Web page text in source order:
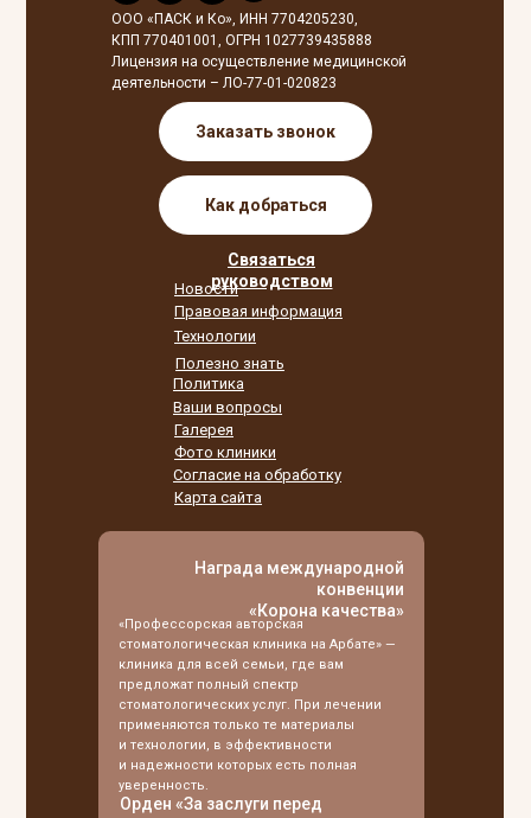
Связаться
руководством
Как добраться
Новости
Полезно знать
Правовая информация
Политика
Согласие на обработку
Карта сайта
Галерея
Фото клиники
Ваши вопросы
Технологии
«Профессорская авторская
стоматологическая клиника на Арбате» —
клиника для всей семьи, где вам
предложат полный спектр
стоматологических услуг. При лечении
применяются только те материалы
и технологии, в эффективности
и надежности которых есть полная
уверенность.
Награда международной
конвенции
«Корона качества»
Заказать звонок
Орден «За заслуги перед
ООО «ПАСК и Ко», ИНН 7704205230,
КПП 770401001, ОГРН 1027739435888
Лицензия на осуществление медицинской
деятельности – ЛО-77-01-020823